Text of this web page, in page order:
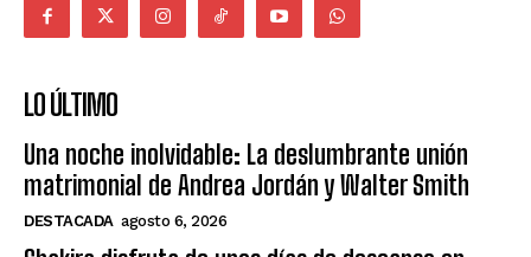
LO ÚLTIMO
Una noche inolvidable: La deslumbrante unión
matrimonial de Andrea Jordán y Walter Smith
DESTACADA agosto 6, 2026